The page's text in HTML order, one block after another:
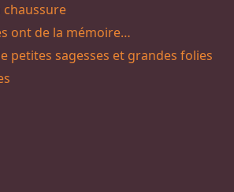
chaussure
ont de la mémoire…
petites sagesses et grandes folies